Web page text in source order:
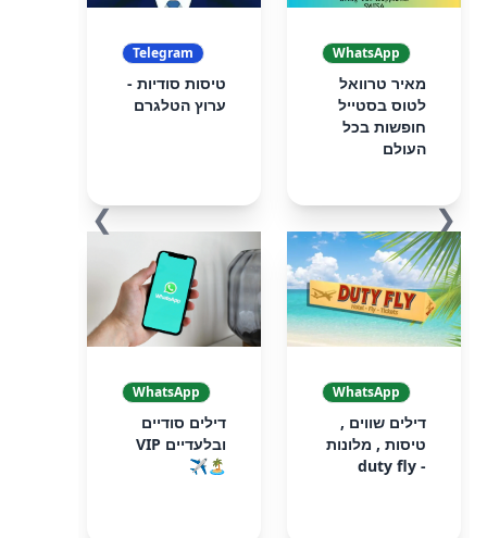
❮
WhatsApp
מאיר טרוואל
לטוס בסטייל
חופשות בכל
העולם
Telegram
טיסות סודיות -
ערוץ הטלגרם
WhatsApp
דילים שווים ,
טיסות , מלונות
- duty fly
WhatsApp
דילים סודיים
ובלעדיים VIP
🏝️✈️
❯